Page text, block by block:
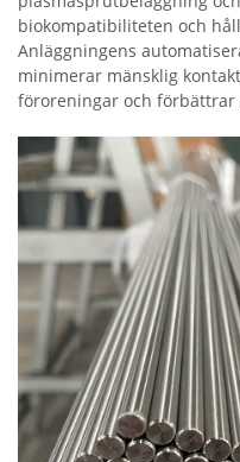
biokompatibiliteten och
Anläggningens
minimerar mänsklig
föroreningar och förbättrar